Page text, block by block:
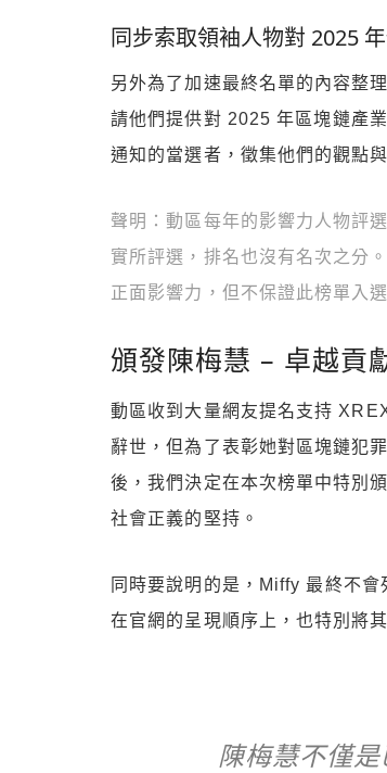
同步索取領袖人物對 2025
另外為了加速最終名單的內容整
請他們提供對 2025 年區塊鏈產
通知的當選者，徵集他們的觀點
聲明：動區每年的影響力人物評
實所評選，排名也沒有名次之分
正面影響力，但不保證此榜單入
頒發陳梅慧 – 卓越貢
動區收到大量網友提名支持
辭世，但為了表彰她對區塊鏈犯
後，我們決定在本次榜單中特別
社會正義的堅持。
同時要說明的是，Miffy 最終不
在官網的呈現順序上，也特別將
陳梅慧不僅